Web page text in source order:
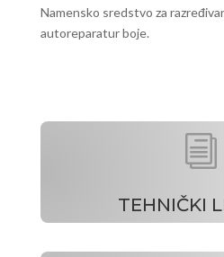
Namensko sredstvo za
autoreparatur boje.
i
TEHNIČKI